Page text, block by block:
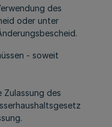
des
oder unter
- soweit
Zulassung des